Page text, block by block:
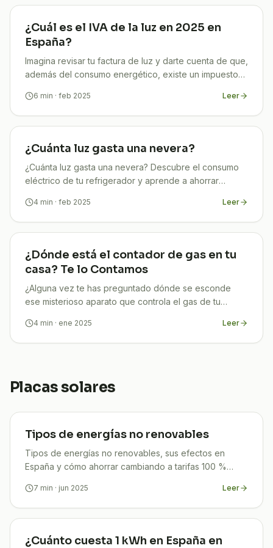
¿Cuál es el IVA de la luz en 2025 en
España?
Imagina revisar tu factura de luz y darte cuenta de que,
además del consumo energético, existe un impuesto
6 min · feb 2025 Leer
¿Cuánta luz gasta una nevera?
¿Cuánta luz gasta una nevera? Descubre el consumo
eléctrico de tu refrigerador y aprende a ahorrar
4 min · feb 2025 Leer
¿Dónde está el contador de gas en tu
casa? Te lo Contamos
¿Alguna vez te has preguntado dónde se esconde
ese misterioso aparato que controla el gas de tu
sabe
4 min · ene 2025 Leer
Placas solares
Tipos de energías no renovables
Tipos de energías no renovables, sus efectos en
España y cómo ahorrar cambiando a tarifas 100 %
7 min · jun 2025 Leer
¿Cuánto cuesta 1 kWh en España en